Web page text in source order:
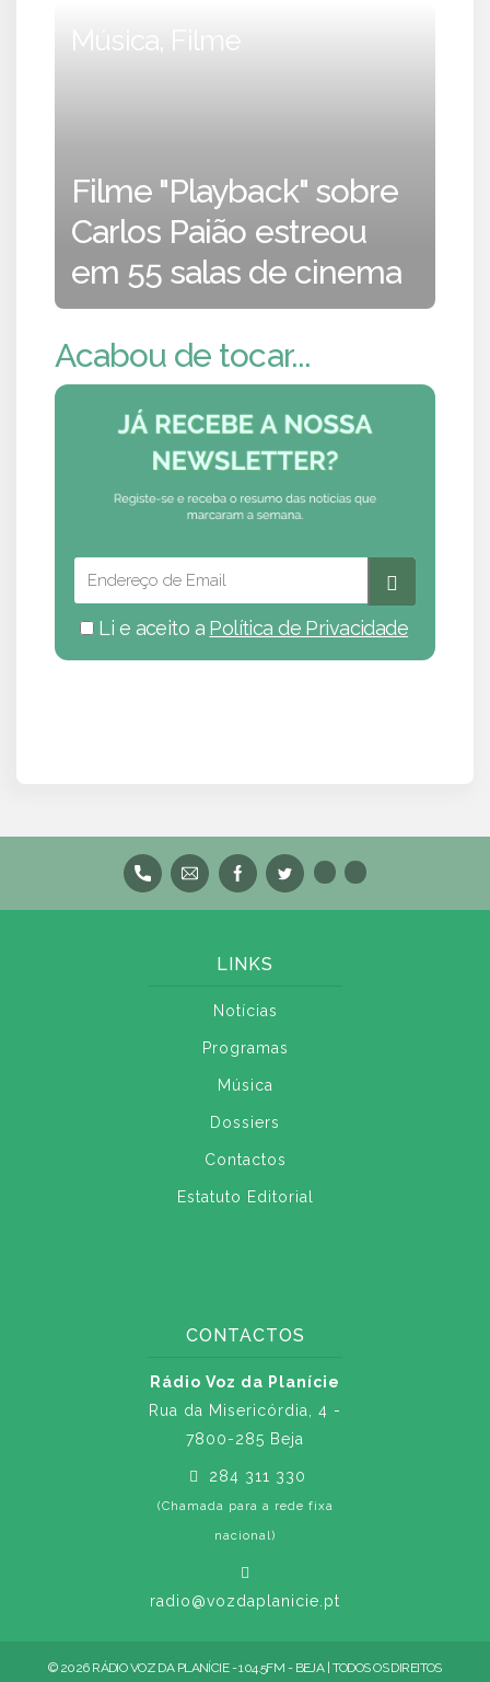
Música, Filme
Filme "Playback" sobre
Carlos Paião estreou
em 55 salas de cinema
Acabou de tocar...
Li e aceito a Política de Privacidade
LINKS
Notícias
Programas
Música
Dossiers
Contactos
Estatuto Editorial
CONTACTOS
Rádio Voz da Planície
Rua da Misericórdia, 4 -
7800-285 Beja
284 311 330
(Chamada para a rede fixa
nacional)
radio@vozdaplanicie.pt
© 2026 RÁDIO VOZ DA PLANÍCIE - 104.5FM - BEJA | TODOS OS DIREITOS